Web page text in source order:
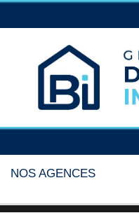
NOS AGENCES